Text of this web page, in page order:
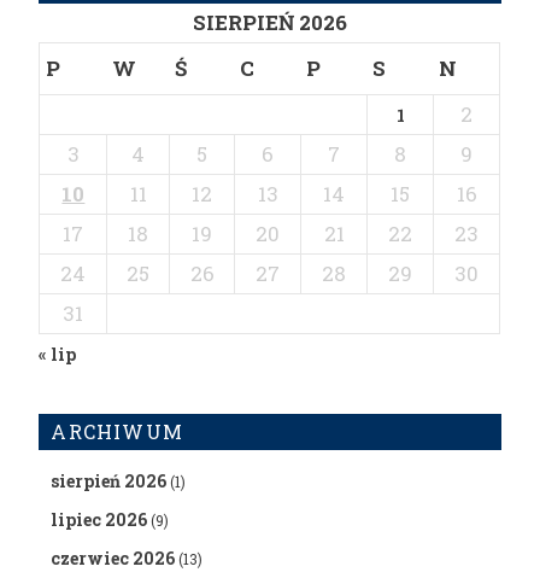
SIERPIEŃ 2026
P
W Ś C P S N
1
2
3
4 5 6 7 8
9
10
11 12 13 14 15
16
17
18 19 20 21 22
23
24
25 26 27 28 29
30
31
« lip
ARCHIWUM
sierpień 2026(1)
lipiec 2026(9)
czerwiec 2026(13)